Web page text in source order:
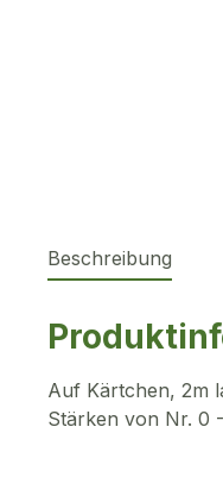
Beschreibung
Auf Kärtchen, 2m
Stärken von Nr. 0